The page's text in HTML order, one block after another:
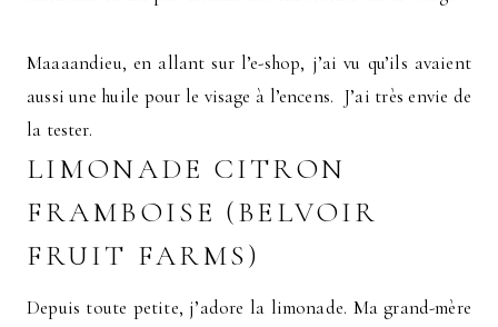
Maaaandieu, en allant sur l’e-shop, j’ai vu qu’ils avaient
aussi une huile pour le visage à l’encens. J’ai très envie de
la tester.
LIMONADE CITRON
FRAMBOISE (BELVOIR
FRUIT FARMS)
Depuis toute petite, j’adore la limonade. Ma grand-mère